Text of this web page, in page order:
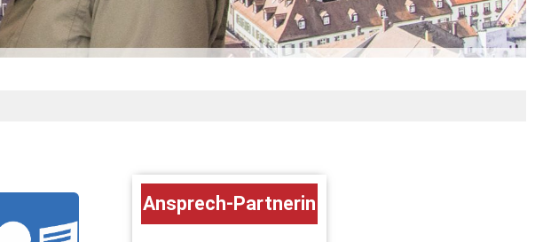
Ansprech-Partnerin